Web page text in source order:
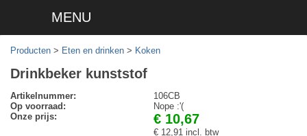
MENU
Producten > Eten en drinken > Koken
Drinkbeker kunststof
Artikelnummer:
106CB
Op voorraad:
Nope :'(
Onze prijs:
€ 10,67
€ 12,91 incl. btw